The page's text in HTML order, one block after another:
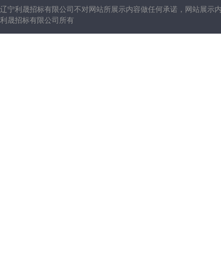
辽宁利晟招标有限公司不对网站所展示内容做任何承诺，网站展示
利晟招标有限公司所有